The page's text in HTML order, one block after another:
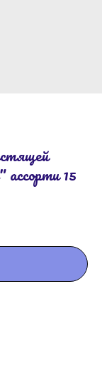
15